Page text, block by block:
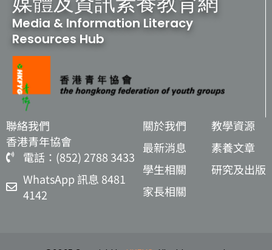
Media & Information Literacy
Resources Hub
聯絡我們
香港青年協會
電話：(852) 2788 3433
WhatsApp 訊息 8481
4142
關於我們
最新消息
學生相關
家長相關
教學資源
素養文章
研究及出版